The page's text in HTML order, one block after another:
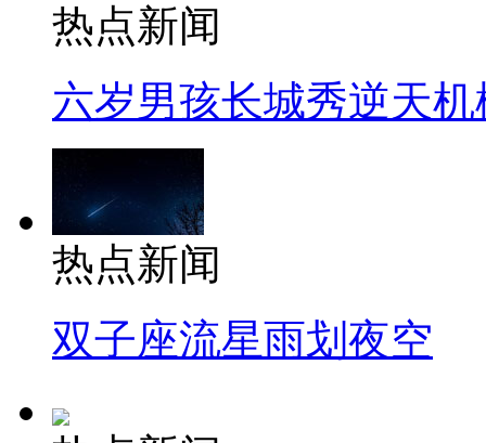
热点新闻
六岁男孩长城秀逆天机
热点新闻
双子座流星雨划夜空